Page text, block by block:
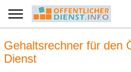
Gehaltsrechner für den
Dienst